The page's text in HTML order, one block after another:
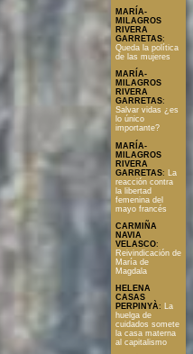
MARÍA-
MILAGROS
RIVERA
GARRETAS:
Queda la política
de las mujeres
MARÍA-
MILAGROS
RIVERA
GARRETAS:
Salvar vidas ¿es
lo único
importante?
MARÍA-
MILAGROS
RIVERA
GARRETAS:
La
reacción contra
la libertad
femenina del
mayo francés
CARMIÑA
NAVIA
VELASCO:
Reivindicación de
María de
Magdala
HELENA
CASAS
PERPINYÀ: La
huelga de
cuidados somete
la casa materna
al capitalismo